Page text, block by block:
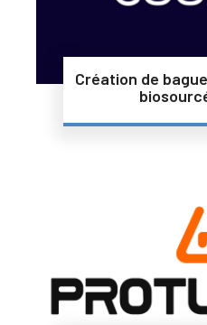
Création de